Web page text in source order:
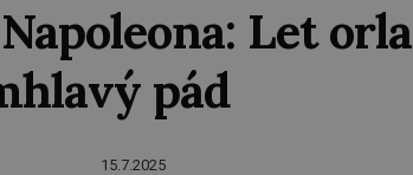
Let orla
pád
15.7.2025